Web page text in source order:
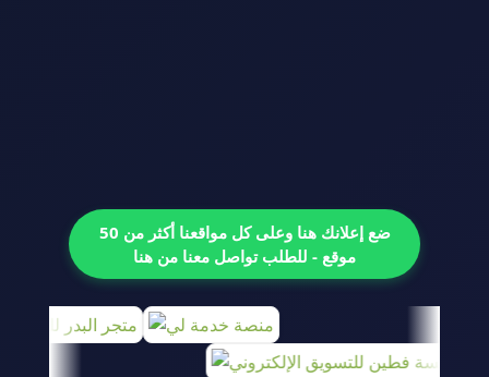
ضع إعلانك هنا وعلى كل مواقعنا أكثر من 50
موقع - للطلب تواصل معنا من هنا